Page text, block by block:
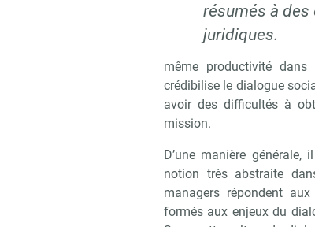
résumés à des
juridiques.
même productivité
crédibilise le dialogue
avoir des difficultés à
mission.
D’une manière
notion très abstraite
managers répondent
formés aux enjeux du